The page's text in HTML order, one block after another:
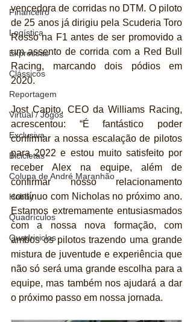
Financeiro
Logística
Expressas
Clássicos
Reportagem
Virtual / Jogos
Exclusiva
Bicicletas
Coluna de André Maranhão
Hobby
Quadrículos
Quadriciclos
vencedora de corridas no DTM. O piloto
de 25 anos já dirigiu pela Scuderia Toro
Rosso na F1 antes de ser promovido a
um assento de corrida com a Red Bull
Racing, marcando dois pódios em
2020.
Jost Capito, CEO da Williams Racing,
acrescentou: “É fantástico poder
confirmar a nossa escalação de pilotos
para 2022 e estou muito satisfeito por
receber Alex na equipe, além de
confirmar nosso relacionamento
contínuo com Nicholas no próximo ano.
Estamos extremamente entusiasmados
com a nossa nova formação, com
ambos os pilotos trazendo uma grande
mistura de juventude e experiência que
não só será uma grande escolha para a
equipe, mas também nos ajudará a dar
o próximo passo em nossa jornada.